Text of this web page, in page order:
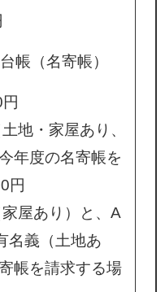
帳（名寄帳）
・家屋あり、
年度の名寄帳を
円
あり）と、A
名義（土地あ
帳を請求する場